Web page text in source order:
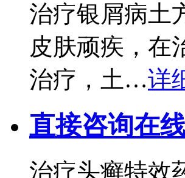
治疗银屑病土
皮肤顽疾，在
治疗，土…详
直接咨询在
治疗头癣特效